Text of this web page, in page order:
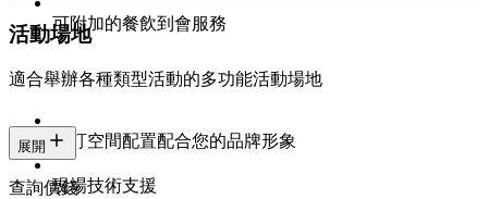
可附加的餐飲到會服務
活動場地
適合舉辦各種類型活動的多功能活動場地
自訂空間配置配合您的品牌形象
現場技術支援
展開
查詢價錢